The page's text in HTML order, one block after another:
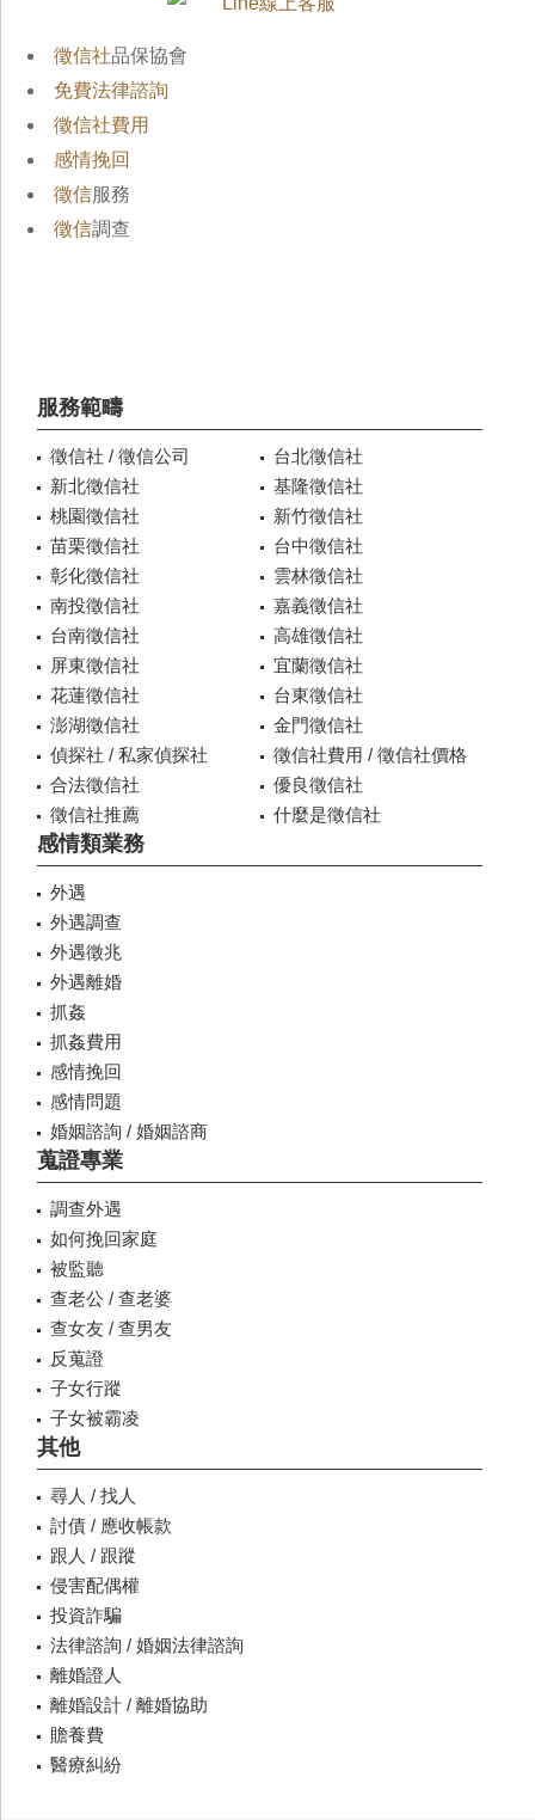
徵信社品保協會
免費法律諮詢
徵信社費用
感情挽回
徵信服務
徵信調查
服務範疇
徵信社 / 徵信公司
台北徵信社
新北徵信社
基隆徵信社
桃園徵信社
新竹徵信社
苗栗徵信社
台中徵信社
彰化徵信社
雲林徵信社
南投徵信社
嘉義徵信社
台南徵信社
高雄徵信社
屏東徵信社
宜蘭徵信社
花蓮徵信社
台東徵信社
澎湖徵信社
金門徵信社
偵探社 / 私家偵探社
徵信社費用 / 徵信社價格
合法徵信社
優良徵信社
徵信社推薦
什麼是徵信社
感情類業務
外遇
外遇調查
外遇徵兆
外遇離婚
抓姦
抓姦費用
感情挽回
感情問題
婚姻諮詢 / 婚姻諮商
蒐證專業
調查外遇
如何挽回家庭
被監聽
查老公 / 查老婆
查女友 / 查男友
反蒐證
子女行蹤
子女被霸凌
其他
尋人 / 找人
討債 / 應收帳款
跟人 / 跟蹤
侵害配偶權
投資詐騙
法律諮詢 / 婚姻法律諮詢
離婚證人
離婚設計 / 離婚協助
贍養費
醫療糾紛